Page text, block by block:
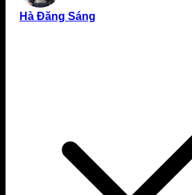
Hà Đăng Sáng